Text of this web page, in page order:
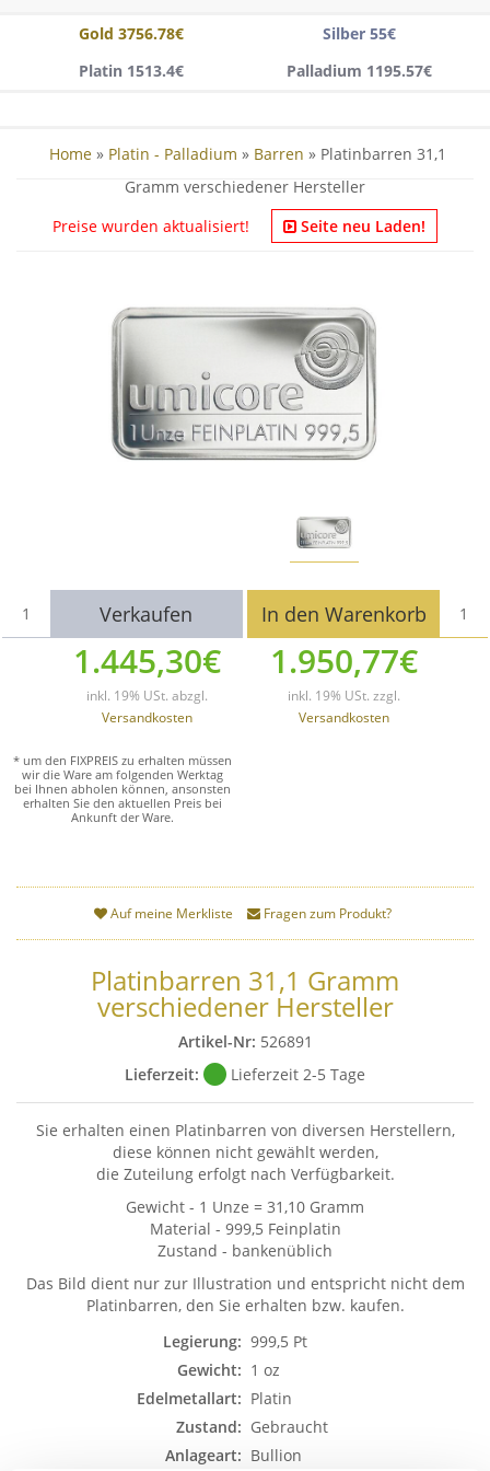
Gold 3756.78€
Silber 55€
Platin 1513.4€
Palladium 1195.57€
Home» Platin - Palladium » Barren » Platinbarren 31,1
Gramm verschiedener Hersteller
Preise wurden aktualisiert!
Seite neu Laden!
Verkaufen
1.445,30€
inkl. 19% USt. abzgl.
Versandkosten
* um den FIXPREIS zu erhalten müssen
wir die Ware am folgenden Werktag
bei Ihnen abholen können, ansonsten
erhalten Sie den aktuellen Preis bei
Ankunft der Ware.
In den Warenkorb
1.950,77€
inkl. 19% USt. zzgl.
Versandkosten
Auf meine Merkliste Fragen zum Produkt?
Platinbarren 31,1 Gramm
verschiedener Hersteller
Artikel-Nr: 526891
Lieferzeit:
Lieferzeit 2-5 Tage
Sie erhalten einen Platinbarren von diversen Herstellern,
diese können nicht gewählt werden,
die Zuteilung erfolgt nach Verfügbarkeit.
Gewicht - 1 Unze = 31,10 Gramm
Material - 999,5 Feinplatin
Zustand - bankenüblich
Das Bild dient nur zur Illustration und entspricht nicht dem
Platinbarren, den Sie erhalten bzw. kaufen.
Legierung: 999,5 Pt
Gewicht: 1 oz
Edelmetallart: Platin
Zustand: Gebraucht
Anlageart: Bullion